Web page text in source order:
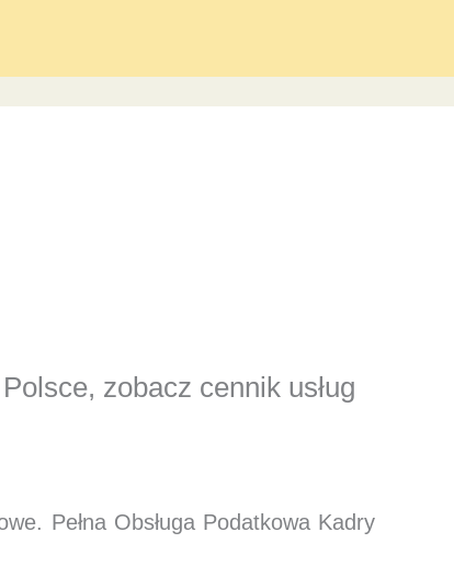
zobacz cennik usług
Pełna Obsługa Podatkowa Kadry